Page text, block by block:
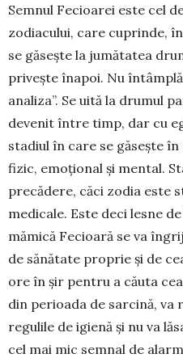
Semnul Fecioarei este cel
zodiacului, care cuprinde,
se găsește la jumătatea
privește înapoi. Nu
analiza”. Se uită la drumul
devenit între timp, dar cu
stadiul în care se găsește
fizic, emoțional și mental.
precădere, căci zodia este
medicale. Este deci lesne
mămică Fecioară se va
de sănătate proprie și de
ore în șir pentru a căuta
din perioada de sarcină, va
regulile de igienă și nu va
cel mai mic semnal de